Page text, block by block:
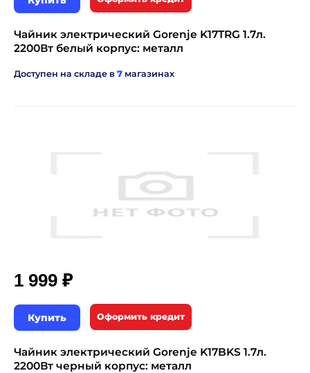
Чайник электрический Gorenje K17TRG 1.7л.
2200Вт белый корпус: металл
Доступен на складе в 7 магазинах
1 999 ₽
Купить Оформить кредит
Чайник электрический Gorenje K17BKS 1.7л.
2200Вт черный корпус: металл